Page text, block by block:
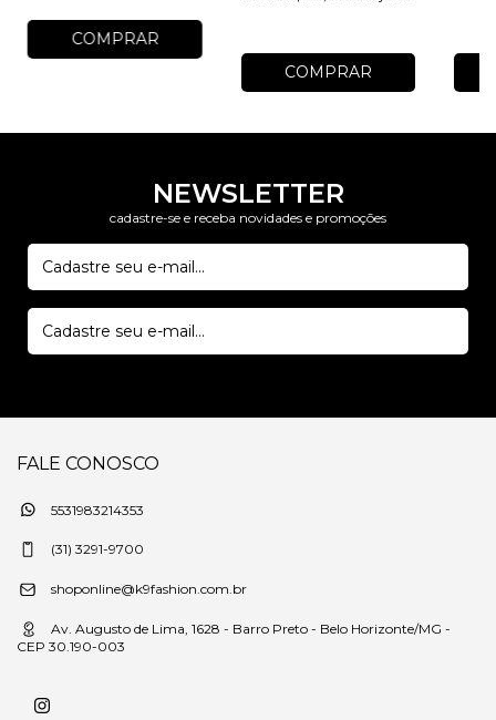
COMPRAR
COMPRAR
NEWSLETTER
cadastre-se e receba novidades e promoções
FALE CONOSCO
5531983214353
(31) 3291-9700
shoponline@k9fashion.com.br
Av. Augusto de Lima, 1628 - Barro Preto - Belo Horizonte/MG -
CEP 30.190-003